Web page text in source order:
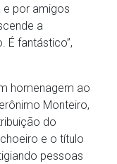
e por amigos
a
É fantástico”,
homenagem ao
Monteiro,
do
e o título
pessoas